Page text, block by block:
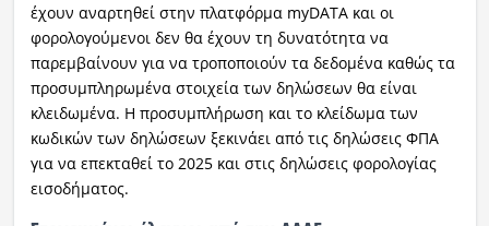
έχουν αναρτηθεί στην πλατφόρμα myDATA και οι
φορολογούμενοι δεν θα έχουν τη δυνατότητα να
παρεμβαίνουν για να τροποποιούν τα δεδομένα καθώς τα
προσυμπληρωμένα στοιχεία των δηλώσεων θα είναι
κλειδωμένα. Η προσυμπλήρωση και το κλείδωμα των
κωδικών των δηλώσεων ξεκινάει από τις δηλώσεις ΦΠΑ
για να επεκταθεί το 2025 και στις δηλώσεις φορολογίας
εισοδήματος.